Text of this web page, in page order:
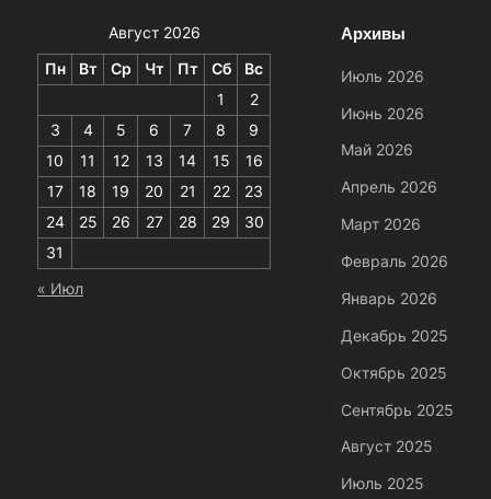
Август 2026
Пн Вт Ср Чт Пт Сб
Вс
1
2
3
4 5 6 7 8
9
10
11 12 13 14 15
16
17
18 19 20 21 22
23
24
25 26 27 28 29
30
31
« Июл
Архивы
Июль 2026
Июнь 2026
Май 2026
Апрель 2026
Март 2026
Февраль 2026
Январь 2026
Декабрь 2025
Октябрь 2025
Сентябрь 2025
Август 2025
Июль 2025